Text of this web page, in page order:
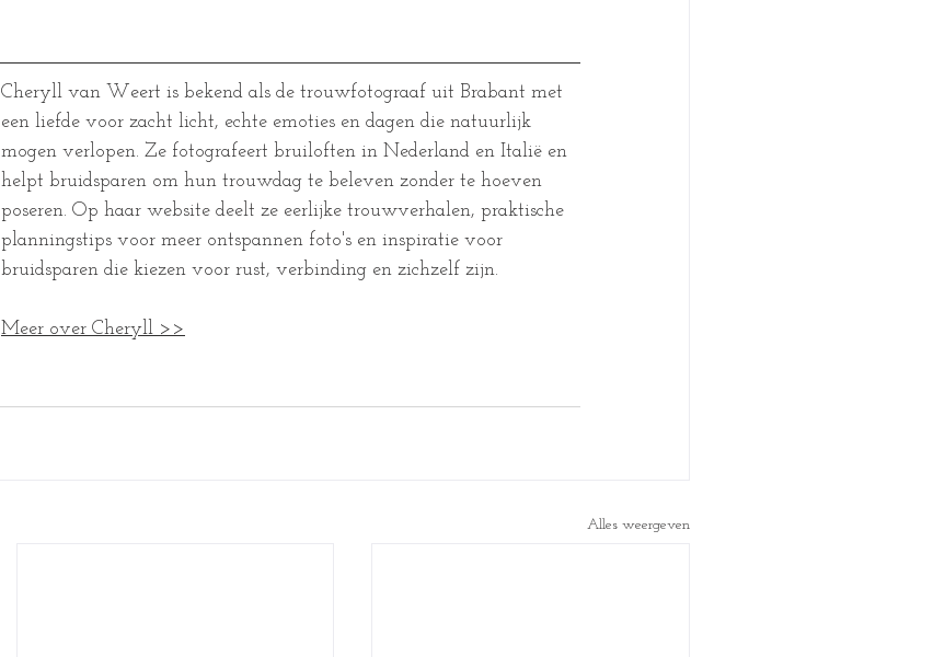
Cheryll van Weert is bekend als de trouwfotograaf uit Brabant met
een liefde voor zacht licht, echte emoties en dagen die natuurlijk
mogen verlopen. Ze fotografeert bruiloften in Nederland en Italië en
helpt bruidsparen om hun trouwdag te beleven zonder te hoeven
poseren. Op haar website deelt ze eerlijke trouwverhalen, praktische
planningstips voor meer ontspannen foto's en inspiratie voor
bruidsparen die kiezen voor rust, verbinding en zichzelf zijn.
Meer over Cheryll >>
Alles weergeven